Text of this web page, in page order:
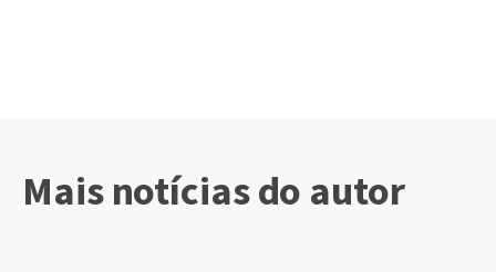
Mais notícias do autor